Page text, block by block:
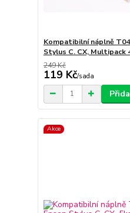
Kompatibilní náplně
Stylus C. CX, Multipack
249 Kč
119 Kč/sada
Akce